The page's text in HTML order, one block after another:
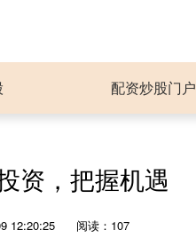
配资炒股门户
资，把握机遇
12:20:25 阅读：107